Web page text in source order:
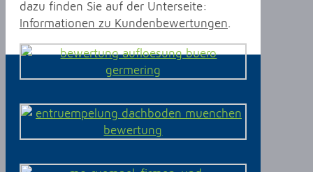
dazu finden Sie auf der Unterseite:
Informationen zu Kundenbewertungen.